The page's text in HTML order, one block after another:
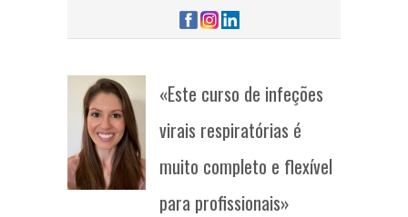
«Este curso de infeções
virais respiratórias é
muito completo e flexível
para profissionais»